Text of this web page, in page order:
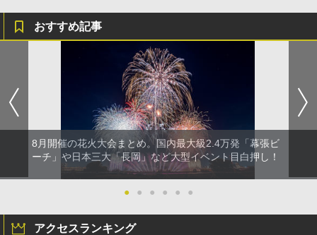
おすすめ記事
8月開催の花火大会まとめ。国内最大級2.4万発「幕張ビ
ーチ」や日本三大「長岡」など大型イベント目白押し！
● ● ● ● ● ●
アクセスランキング